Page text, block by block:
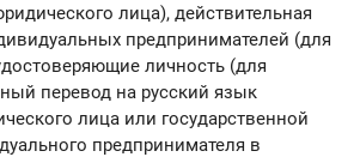
лица), действительная
предпринимателей (для
личность (для
перевод на русский язык
лица или государственной
предпринимателя в